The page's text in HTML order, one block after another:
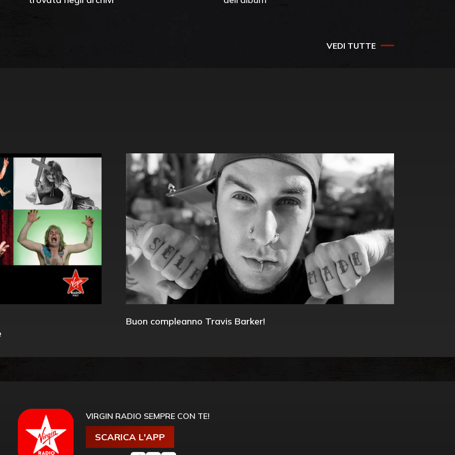
VEDI TUTTE
Buon compleanno Travis Barker!
VIRGIN RADIO SEMPRE CON TE!
SCARICA L'APP